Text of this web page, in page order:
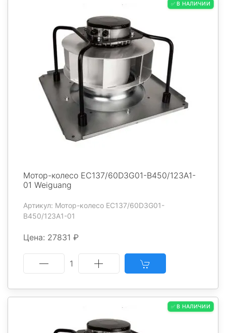
✅ В НАЛИЧИИ
Мотор-колесо EC137/60D3G01-B450/123A1-
01 Weiguang
Артикул: Мотор-колесо EC137/60D3G01-
B450/123A1-01
Цена: 27831 ₽
1
✅ В НАЛИЧИИ